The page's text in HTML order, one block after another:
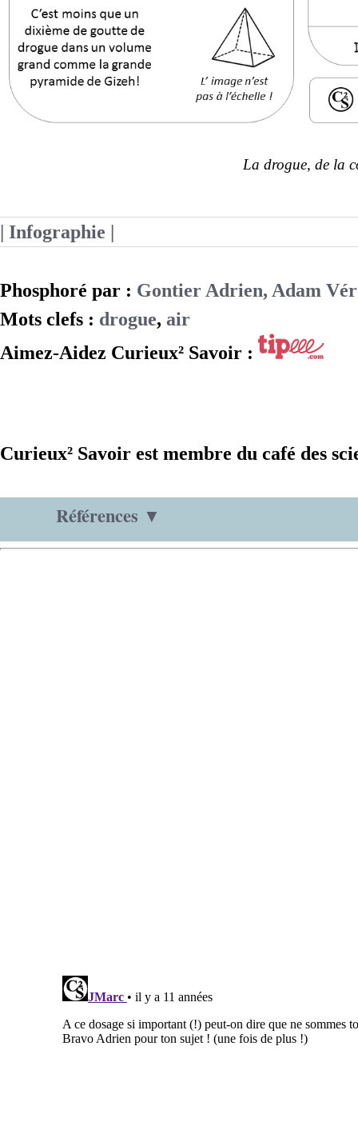
La drogue, de la
| Infographie |
Phosphoré par : Gontier Adrien, Adam
Mots clefs : drogue, air
Aimez-Aidez Curieux² Savoir :
Curieux² Savoir est membre du café des
Références ▼